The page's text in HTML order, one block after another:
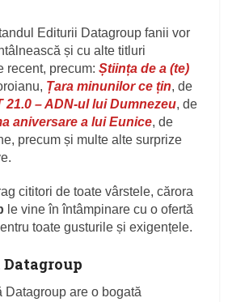
Editurii Datagroup fanii vor
și cu alte titluri
recent, precum:Știința de a (te)
Țara minunilor ce țin, de
21.0 – ADN-ul lui Dumnezeu, de
aniversare a lui Eunice, de
precum și multe alte surprize
cititori de toate vârstele, cărora
le vine în întâmpinare cu o ofertă
toate gusturile și exigențele.
Datagroup
Datagroup are o bogată